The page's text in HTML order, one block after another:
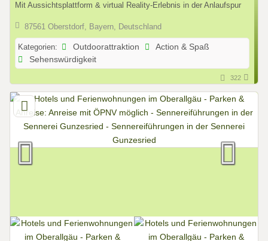
Mit Aussichtsplattform & virtual Reality-Erlebnis in der Anlaufspur
87561 Oberstdorf, Bayern, Deutschland
Kategorien: Outdoorattraktion
Action & Spaß
Sehenswürdigkeit
322